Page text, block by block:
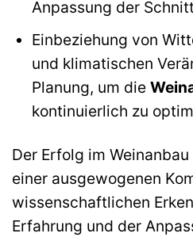
Anpassung der
Einbeziehung von
und klimatischen
Planung, um die
kontinuierlich zu
Der Erfolg im
einer ausgewogenen
wissenschaftlichen
Erfahrung und der